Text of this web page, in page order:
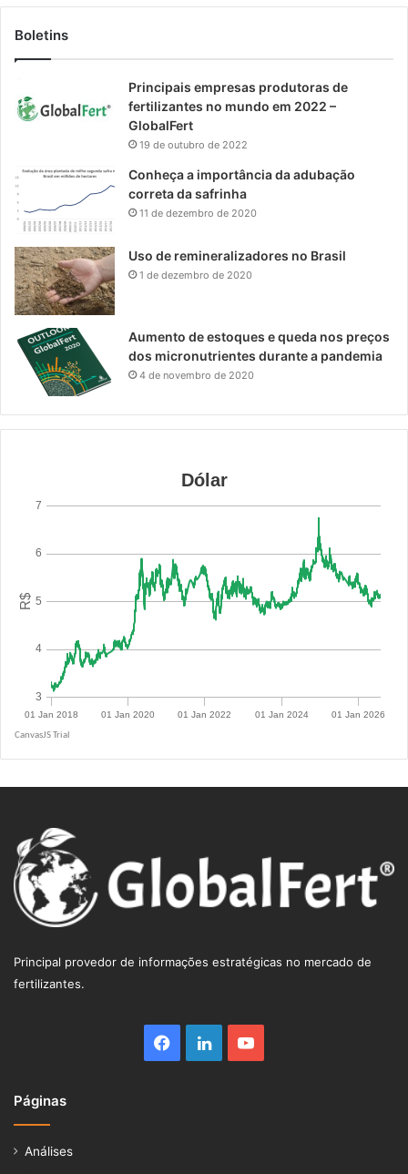
Boletins
Principais empresas produtoras de
fertilizantes no mundo em 2022 –
GlobalFert
19 de outubro de 2022
Conheça a importância da adubação
correta da safrinha
11 de dezembro de 2020
Uso de remineralizadores no Brasil
1 de dezembro de 2020
Aumento de estoques e queda nos preços
dos micronutrientes durante a pandemia
4 de novembro de 2020
Principal provedor de informações estratégicas no mercado de
fertilizantes.
Facebook
LinkedinYouTube
Páginas
Análises